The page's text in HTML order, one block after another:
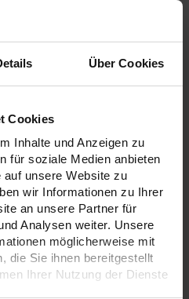
Über Cookies
Cookies
Inhalte und Anzeigen zu
für soziale Medien anbieten
unsere Website zu
wir Informationen zu Ihrer
an unsere Partner für
Analysen weiter. Unsere
möglicherweise mit
die Sie ihnen bereitgestellt
Ihrer Nutzung der Dienste
T-Stecker für 3-Phasen-
Stromschiene XTS39-2